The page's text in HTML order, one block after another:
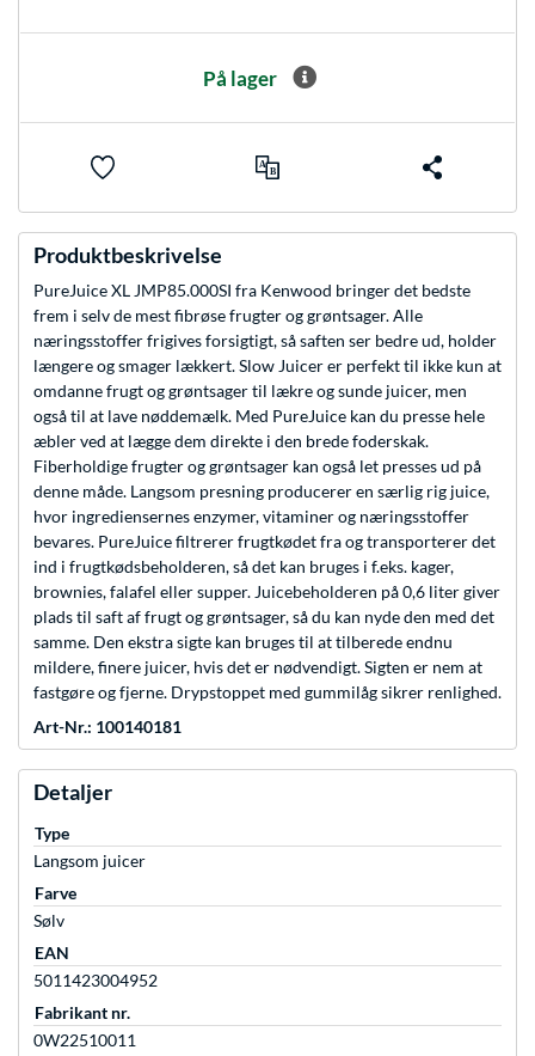
På lager
Produktbeskrivelse
PureJuice XL JMP85.000SI fra Kenwood bringer det bedste
frem i selv de mest fibrøse frugter og grøntsager. Alle
næringsstoffer frigives forsigtigt, så saften ser bedre ud, holder
længere og smager lækkert. Slow Juicer er perfekt til ikke kun at
omdanne frugt og grøntsager til lækre og sunde juicer, men
også til at lave nøddemælk. Med PureJuice kan du presse hele
æbler ved at lægge dem direkte i den brede foderskak.
Fiberholdige frugter og grøntsager kan også let presses ud på
denne måde. Langsom presning producerer en særlig rig juice,
hvor ingrediensernes enzymer, vitaminer og næringsstoffer
bevares. PureJuice filtrerer frugtkødet fra og transporterer det
ind i frugtkødsbeholderen, så det kan bruges i f.eks. kager,
brownies, falafel eller supper. Juicebeholderen på 0,6 liter giver
plads til saft af frugt og grøntsager, så du kan nyde den med det
samme. Den ekstra sigte kan bruges til at tilberede endnu
mildere, finere juicer, hvis det er nødvendigt. Sigten er nem at
fastgøre og fjerne. Drypstoppet med gummilåg sikrer renlighed.
Art-Nr.: 100140181
Detaljer
Type
Langsom juicer
Farve
Sølv
EAN
5011423004952
Fabrikant nr.
0W22510011